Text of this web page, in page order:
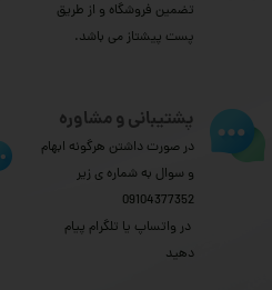
تضمین فروشگاه و از طریق
پست پیشتاز می باشد.
پشتیبانی و مشاوره
در صورت داشتن هرگونه ابهام
و سوال به شماره ی زیر
09104377352
​​​​​​​ در واتساپ یا تلگرام پیام
دهید